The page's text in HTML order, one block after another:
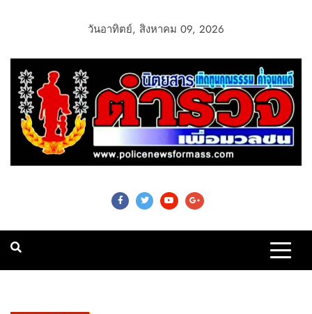
วันอาทิตย์, สิงหาคม 09, 2026
Police News For
Mass